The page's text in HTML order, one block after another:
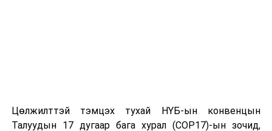
Цөлжилттэй тэмцэх тухай НҮБ-ын конвенцын
Талуудын 17 дугаар бага хурал (COP17)-ын зочид,